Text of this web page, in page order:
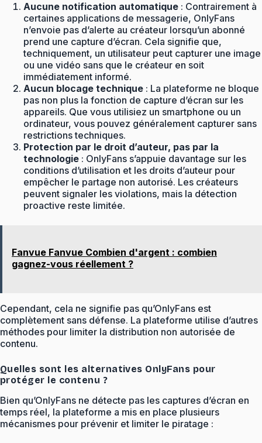
Aucune notification automatique : Contrairement à
certaines applications de messagerie, OnlyFans
n’envoie pas d’alerte au créateur lorsqu’un abonné
prend une capture d’écran. Cela signifie que,
techniquement, un utilisateur peut capturer une image
ou une vidéo sans que le créateur en soit
immédiatement informé.
Aucun blocage technique : La plateforme ne bloque
pas non plus la fonction de capture d’écran sur les
appareils. Que vous utilisiez un smartphone ou un
ordinateur, vous pouvez généralement capturer sans
restrictions techniques.
Protection par le droit d’auteur, pas par la
technologie : OnlyFans s’appuie davantage sur les
conditions d’utilisation et les droits d’auteur pour
empêcher le partage non autorisé. Les créateurs
peuvent signaler les violations, mais la détection
proactive reste limitée.
Fanvue Fanvue Combien d'argent : combien
gagnez-vous réellement ?
Cependant, cela ne signifie pas qu’OnlyFans est
complètement sans défense. La plateforme utilise d’autres
méthodes pour limiter la distribution non autorisée de
contenu.
Quelles sont les alternatives OnlyFans pour
protéger le contenu ?
Bien qu’OnlyFans ne détecte pas les captures d’écran en
temps réel, la plateforme a mis en place plusieurs
mécanismes pour prévenir et limiter le piratage :